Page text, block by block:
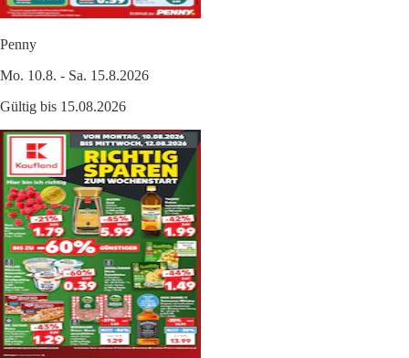
Penny
Mo. 10.8. - Sa. 15.8.2026
Gültig bis 15.08.2026